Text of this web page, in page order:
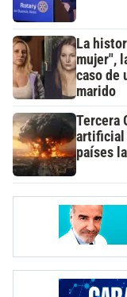
La
mujer",
caso de
marido
Tercera
artificial
países